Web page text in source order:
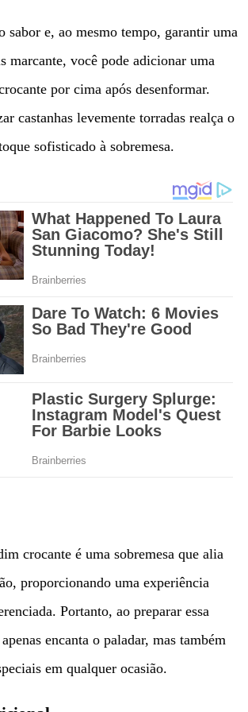
sabor e, ao mesmo tempo, garantir uma
marcante, você pode adicionar uma
por cima após desenformar.
castanhas levemente torradas realça o
sofisticado à sobremesa.
crocante é uma sobremesa que alia
proporcionando uma experiência
Portanto, ao preparar essa
encanta o paladar, mas também
em qualquer ocasião.